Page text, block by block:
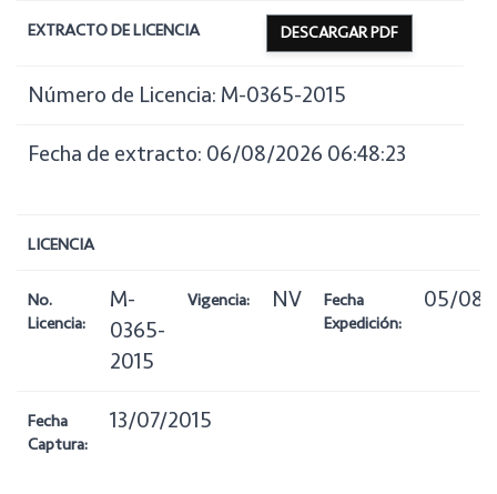
EXTRACTO DE LICENCIA DESCARGAR PDF
Número de Licencia: M-0365-2015
Fecha de extracto: 06/08/2026 06:48:23
LICENCIA
No.
Licencia:
M-
0365-
2015
Vigencia: NV
Fecha
Expedición:
05/08/
Fecha
Captura:
13/07/2015